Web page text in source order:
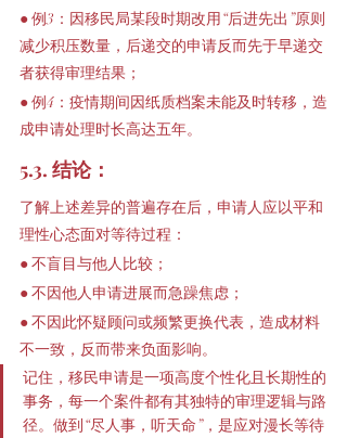
● 例3：因移民局某段时期改用“后进先出”原则
减少积压数量，后递交的申请反而先于早递交
者获得审理结果；
● 例4：疫情期间因纸质档案未能及时转移，造
成申请处理时长高达五年。
5.3. 结论：
了解上述差异的普遍存在后，申请人应以平和
理性心态面对等待过程：
● 不盲目与他人比较；
● 不因他人申请进展而急躁焦虑；
● 不因此怀疑顾问或频繁更换代表，造成材料
不一致，反而带来负面影响。
记住，移民申请是一项高度个性化且长期性的
事务，每一个案件都有其独特的审理逻辑与路
径。做到“尽人事，听天命”，是应对漫长等待